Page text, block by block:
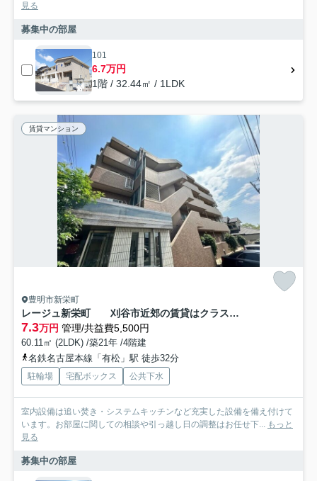
見る
募集中の部屋
101
6.7万円
1階 / 32.44㎡ / 1LDK
賃貸マンション
豊明市新栄町
レージュ新栄町 刈谷市近郊の賃貸はクラスホーム刈谷店
7.3万円 管理/共益費5,500円
60.11㎡ (2LDK) /築21年 /4階建
名鉄名古屋本線「有松」駅 徒歩32分
駐輪場 宅配ボックス 公共下水
室内設備は追い焚き・システムキッチンなど充実した設備を備え付けて
います。お部屋に関しての相談や引っ越し日の調整はお任せ下... もっと
見る
募集中の部屋